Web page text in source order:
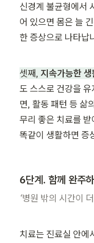
신경계 불균형에서
어 있으면 몸은 늘
한 증상으로 나타납
셋째, 지속가능한
도 스스로 건강을
면, 활동 패턴 등 삶
무리 좋은 치료를
똑같이 생활하면 증
6단계. 함께 완주
‘병원 밖의 시간이
치료는 진료실 안에